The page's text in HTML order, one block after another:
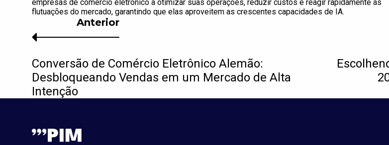
empresas de comércio eletrônico a otimizar suas operações, reduzir custos e reagir rapidamente às
flutuações do mercado, garantindo que elas aproveitem as crescentes capacidades de IA.
Anterior
Conversão de Comércio Eletrônico Alemão:
Desbloqueando Vendas em um Mercado de Alta
Intenção